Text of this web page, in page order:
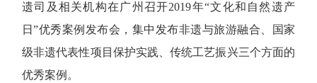
遗司及相关机构在广州召开2019年“文化和自然遗产
日”优秀案例发布会，集中发布非遗与旅游融合、国家
级非遗代表性项目保护实践、传统工艺振兴三个方面的
优秀案例。